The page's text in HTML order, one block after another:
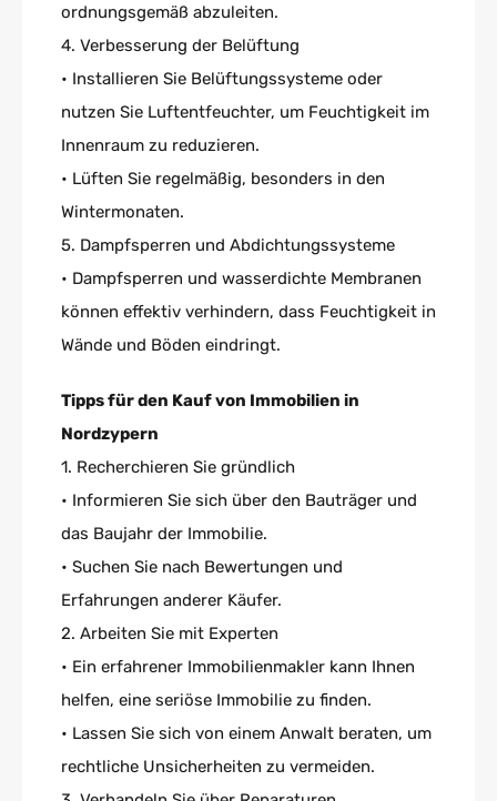
ordnungsgemäß abzuleiten.
4. Verbesserung der Belüftung
• Installieren Sie Belüftungssysteme oder
nutzen Sie Luftentfeuchter, um Feuchtigkeit im
Innenraum zu reduzieren.
• Lüften Sie regelmäßig, besonders in den
Wintermonaten.
5. Dampfsperren und Abdichtungssysteme
• Dampfsperren und wasserdichte Membranen
können effektiv verhindern, dass Feuchtigkeit in
Wände und Böden eindringt.
Tipps für den Kauf von Immobilien in
Nordzypern
1. Recherchieren Sie gründlich
• Informieren Sie sich über den Bauträger und
das Baujahr der Immobilie.
• Suchen Sie nach Bewertungen und
Erfahrungen anderer Käufer.
2. Arbeiten Sie mit Experten
• Ein erfahrener Immobilienmakler kann Ihnen
helfen, eine seriöse Immobilie zu finden.
• Lassen Sie sich von einem Anwalt beraten, um
rechtliche Unsicherheiten zu vermeiden.